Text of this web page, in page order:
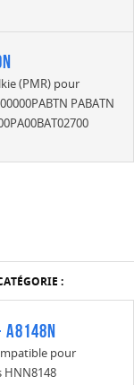
(PMR) pour
PABATN
:
pour
HNN8148